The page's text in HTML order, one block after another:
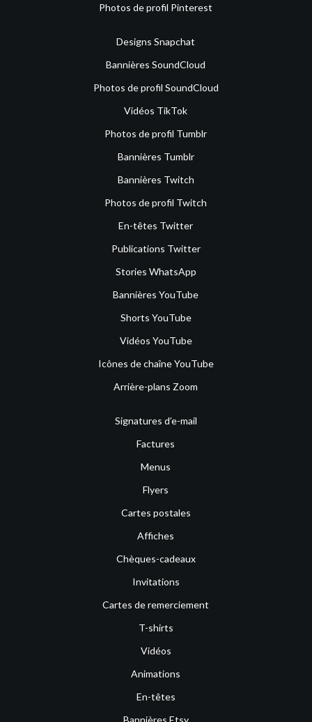
Photos de profil Pinterest
Designs Snapchat
Bannières SoundCloud
Photos de profil SoundCloud
Vidéos TikTok
Photos de profil Tumblr
Bannières Tumblr
Bannières Twitch
Photos de profil Twitch
En-têtes Twitter
Publications Twitter
Stories WhatsApp
Bannières YouTube
Shorts YouTube
Vidéos YouTube
Icônes de chaîne YouTube
Arrière-plans Zoom
Signatures d’e-mail
Factures
Menus
Flyers
Cartes postales
Affiches
Chèques-cadeaux
Invitations
Cartes de remerciement
T-shirts
Vidéos
Animations
En-têtes
Bannières Etsy